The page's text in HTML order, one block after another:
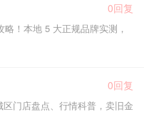
0回复
！本地 5 大正规品牌实测，
0回复
门店盘点、行情科普，卖旧金